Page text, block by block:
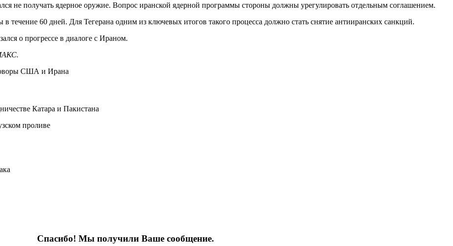
не получать ядерное оружие. Вопрос иранской ядерной программы стороны должны урегулировать отдельным соглашением.
60 дней. Для Тегерана одним из ключевых итогов такого процесса должно стать снятие антииранских санкций.
о прогрессе в диалоге с Ираном.
США и Ирана
Катара и Пакистана
проливе
Спасибо! Мы получили Ваше сообщение.